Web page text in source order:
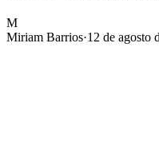
M
Miriam Barrios·12 de agosto